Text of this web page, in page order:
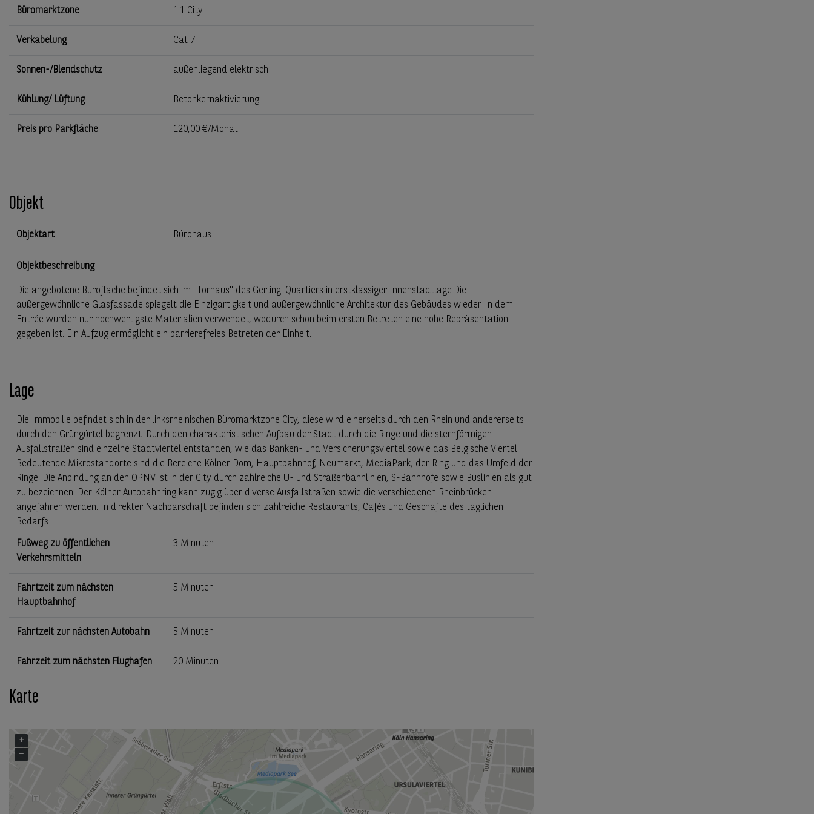
Büromarktzone 1.1 City
Verkabelung Cat 7
Sonnen-/Blendschutz außenliegend elektrisch
Kühlung/ Lüftung Betonkernaktivierung
Preis pro Parkfläche 120,00 €/Monat
Objekt
Objektart Bürohaus
Objektbeschreibung
Die angebotene Bürofläche befindet sich im "Torhaus" des Gerling-Quartiers in erstklassiger Innenstadtlage.Die
außergewöhnliche Glasfassade spiegelt die Einzigartigkeit und außergewöhnliche Architektur des Gebäudes wieder. In dem
Entrée wurden nur hochwertigste Materialien verwendet, wodurch schon beim ersten Betreten eine hohe Repräsentation
gegeben ist. Ein Aufzug ermöglicht ein barrierefreies Betreten der Einheit.
Lage
Die Immobilie befindet sich in der linksrheinischen Büromarktzone City, diese wird einerseits durch den Rhein und andererseits
durch den Grüngürtel begrenzt. Durch den charakteristischen Aufbau der Stadt durch die Ringe und die sternförmigen
Ausfallstraßen sind einzelne Stadtviertel entstanden, wie das Banken- und Versicherungsviertel sowie das Belgische Viertel.
Bedeutende Mikrostandorte sind die Bereiche Kölner Dom, Hauptbahnhof, Neumarkt, MediaPark, der Ring und das Umfeld der
Ringe. Die Anbindung an den ÖPNV ist in der City durch zahlreiche U- und Straßenbahnlinien, S-Bahnhöfe sowie Buslinien als gut
zu bezeichnen. Der Kölner Autobahnring kann zügig über diverse Ausfallstraßen sowie die verschiedenen Rheinbrücken
angefahren werden. In direkter Nachbarschaft befinden sich zahlreiche Restaurants, Cafés und Geschäfte des täglichen
Bedarfs.
Fußweg zu öffentlichen
Verkehrsmitteln
3 Minuten
Fahrtzeit zum nächsten
Hauptbahnhof
5 Minuten
Fahrtzeit zur nächsten Autobahn 5 Minuten
Fahrzeit zum nächsten Flughafen 20 Minuten
Karte
+
−